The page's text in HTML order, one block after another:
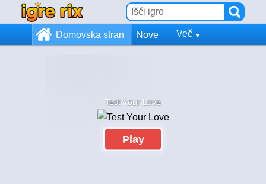
Domovska stran Nove Več
Test Your Love
Play